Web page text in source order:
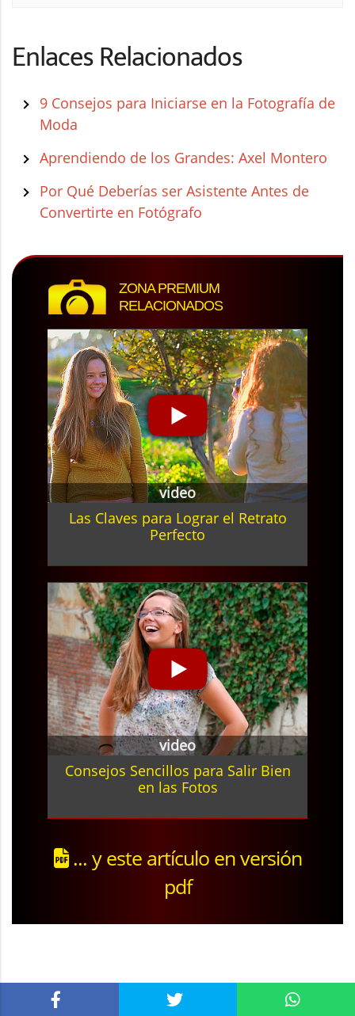
Enlaces Relacionados
9 Consejos para Iniciarse en la Fotografía de
Moda
Aprendiendo de los Grandes: Axel Montero
Por Qué Deberías ser Asistente Antes de
Convertirte en Fotógrafo
ZONA PREMIUM
RELACIONADOS
video
Las Claves para Lograr el Retrato
Perfecto
video
Consejos Sencillos para Salir Bien
en las Fotos
... y este artículo en versión
pdf